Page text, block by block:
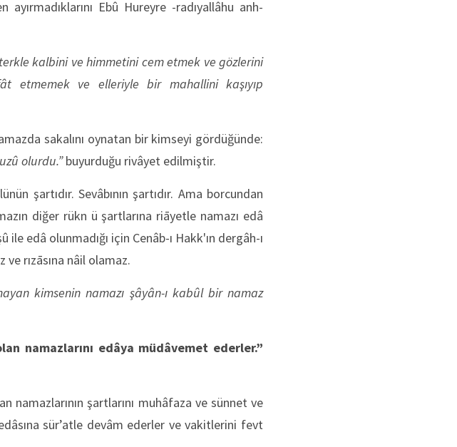
Ebû Hureyre -radıyallâhu anh-
kalbini ve himmetini cem etmek ve gözlerini
etmemek ve elleriyle bir mahallini kaşıyıp
sakalını oynatan bir kimseyi gördüğünde:
olurdu.”buyurduğu rivâyet edilmiştir.
şartıdır. Sevâbının şartıdır. Ama borcundan
diğer rükn ü şartlarına riāyetle namazı edâ
edâ olunmadığı için Cenâb-ı Hakk'ın dergâh-ı
rızāsına nâil olamaz.
kimsenin namazı şâyân-ı kabûl bir namaz
namazlarını edâya müdâvemet ederler.”
şartlarını muhâfaza ve sünnet ve
sür’atle devâm ederler ve vakitlerini fevt